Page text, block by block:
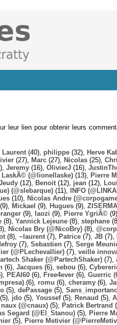
leur lien pour obtenir leurs
Laurent (40), philippe (32), Herve
(27), Marc (27), Nicolas (25),
Jeremy (16), OlivierJ (16),
LaskÃ© (@lionellaske) (13),
Pierre
(12), Benoit (12), jean (12),
(@slebarque) (11), INFO
(10), Nicolas Andre
(9), Mickael (9), Hugues (9),
(9), laozi (9), Pierre YgriÃ©
(8), Yannick Lejeune (8), stephane
Nicolas Bry (@NicoBry) (8),
(8), ~laurent (7), Patrice (7), JB (7),
(7), Sebastien (7), Serge
(@PLechevallier) (7), veille
Shaker (@PartechShaker) (7),
(6), Jacques (6), sebou (6),
PEAI60 (6), Free4ever (6), Guerric
(6), romu (6), cheramy (6),
(5), dePassage (5),
(5), jdo (5), Youssef(5), Renaud (5),
(@cnaux) (5), Patrick Bertrand
Segard (@El_Stanou) (5),
Pierre
(5), Pierre Metivier